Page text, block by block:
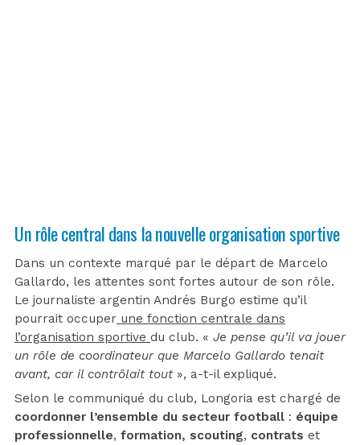
Un rôle central dans la nouvelle organisation sportive
Dans un contexte marqué par le départ de Marcelo
Gallardo, les attentes sont fortes autour de son rôle.
Le journaliste argentin Andrés Burgo estime qu’il
pourrait occuper une fonction centrale dans
l’organisation sportive du club. « Je pense qu’il va jouer
un rôle de coordinateur que Marcelo Gallardo tenait
avant, car il contrôlait tout », a-t-il expliqué.
Selon le communiqué du club, Longoria est chargé de
coordonner l’ensemble du secteur football : équipe
professionnelle, formation, scouting, contrats et